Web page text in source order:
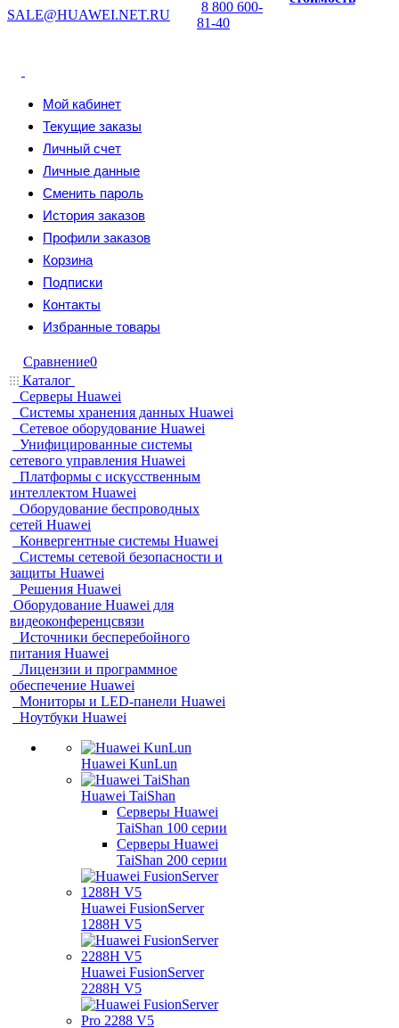
SALE@HUAWEI.NET.RU
8 800 600-
81-40
Мой кабинет
Текущие заказы
Личный счет
Личные данные
Сменить пароль
История заказов
Профили заказов
Корзина
Подписки
Контакты
Избранные товары
Сравнение0
Каталог
Серверы Huawei
Системы хранения данных Huawei
Сетевое оборудование Huawei
Унифицированные системы
сетевого управления Huawei
Платформы с искусственным
интеллектом Huawei
Оборудование беспроводных
сетей Huawei
Конвергентные системы Huawei
Системы сетевой безопасности и
защиты Huawei
Решения Huawei
Оборудование Huawei для
видеоконференцсвязи
Источники бесперебойного
питания Huawei
Лицензии и программное
обеспечение Huawei
Мониторы и LED-панели Huawei
Ноутбуки Huawei
Huawei KunLun
Huawei TaiShan
Серверы Huawei
TaiShan 100 серии
Серверы Huawei
TaiShan 200 серии
Huawei FusionServer
1288H V5
Huawei FusionServer
2288H V5